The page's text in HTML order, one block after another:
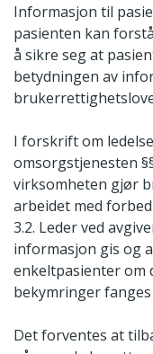
Informasjon til
pasienten kan
å sikre seg at
betydningen av
I forskrift om
omsorgstjenesten
virksomheten gjør
arbeidet med
3.2. Leder ved
informasjon gis og
enkeltpasienter om
bekymringer
Det forventes at